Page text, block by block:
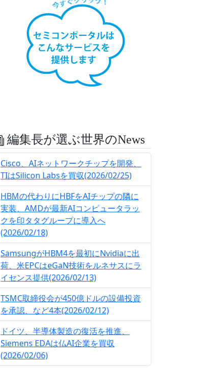
編集長が選ぶ世界のNews
Cisco、AIネットワークチップを開発、
TIはSilicon Labsを買収(2026/02/25)
HBMの代わりにHBFをAIチップの隣に
実装、AMDが最新AIコンピュータラッ
クを印タタグループに導入へ
(2026/02/18)
SamsungがHBM4を最初にNvidiaに出
荷、米EPCはeGaN技術をルネサスにラ
イセンス提供(2026/02/13)
TSMC取締役会が450億ドルの設備投資
を承認、など4本(2026/02/12)
ドイツ、半導体製造の復活を推進、
Siemens EDAは仏AI企業を買収
(2026/02/06)